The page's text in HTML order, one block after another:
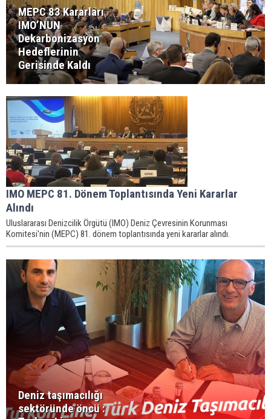
MEPC 83 Kararları
IMO’NUN
Dekarbonizasyon
Hedeflerinin
Gerisinde Kaldı
IMO MEPC 81. Dönem Toplantısında Yeni Kararlar
Alındı
Uluslararası Denizcilik Örgütü (IMO) Deniz Çevresinin Korunması
Komitesi'nin (MEPC) 81. dönem toplantısında yeni kararlar alındı.
Deniz taşımacılığı
sektöründe öncü :